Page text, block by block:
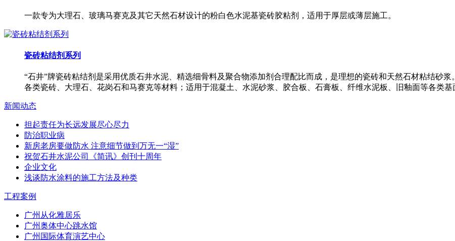
一款专为大理石、玻璃马赛克及其它天然石材设计的粉白色水泥基瓷砖胶粘剂，适用于厚层或薄层施工。
瓷砖粘结剂系列
“石井”牌瓷砖粘结剂是采用优质石井水泥、精选细骨料及聚合物添加剂合理配比而成，是理想的瓷砖和天然石材粘结砂
各类瓷砖、大理石、花岗石和马赛克等材料；适用于混凝土、水泥砂浆、胶合板、石膏板、纤维水泥板、旧釉面等各类基
新闻动态
担起责任为长远发展尽心尽力
防治职业病
新房老房要做防水 注意细节做到万无一“湿”
祝贺石井水泥公司《简讯》创刊十周年
企业文化
浅谈防水涂料的施工方法及种类
工程案例
广州从化雅居乐
广州奥体中心跳水馆
广州国际体育演艺中心